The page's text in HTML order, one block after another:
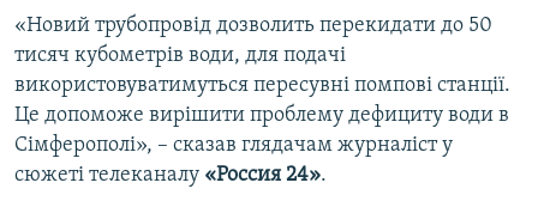
«Новий трубопровід дозволить перекидати до 50
тисяч кубометрів води, для подачі
використовуватимуться пересувні помпові станції.
Це допоможе вирішити проблему дефициту води в
Сімферополі», – сказав глядачам журналіст у
сюжеті телеканалу «Россия 24».